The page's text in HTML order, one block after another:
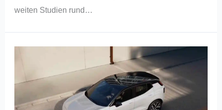
weiten Studien rund…